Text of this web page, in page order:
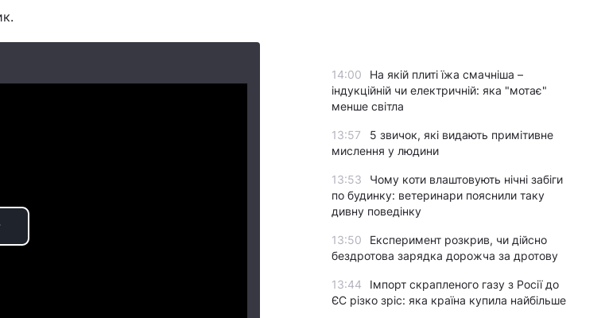
14:00
На якій плиті їжа смачніша –
індукційній чи електричній: яка "мотає"
менше світла
13:57
5 звичок, які видають примітивне
мислення у людини
13:53
Чому коти влаштовують нічні забіги
по будинку: ветеринари пояснили таку
дивну поведінку
13:50
Експеримент розкрив, чи дійсно
бездротова зарядка дорожча за дротову
13:44
Імпорт скрапленого газу з Росії до
ЄС різко зріс: яка країна купила найбільше